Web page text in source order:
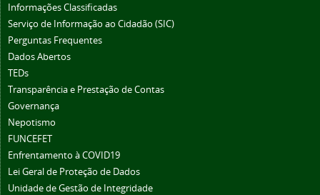
Informações Classificadas
Serviço de Informação ao Cidadão (SIC)
Perguntas Frequentes
Dados Abertos
TEDs
Transparência e Prestação de Contas
Governança
Nepotismo
FUNCEFET
Enfrentamento à COVID19
Lei Geral de Proteção de Dados
Unidade de Gestão de Integridade